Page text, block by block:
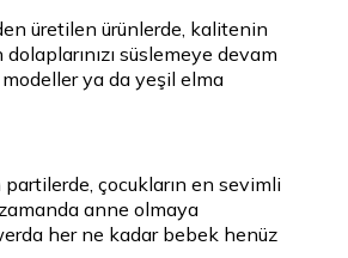
üretilen ürünlerde, kalitenin
süslemeye devam
ya da yeşil elma
çocukların en sevimli
anne olmaya
her ne kadar bebek henüz